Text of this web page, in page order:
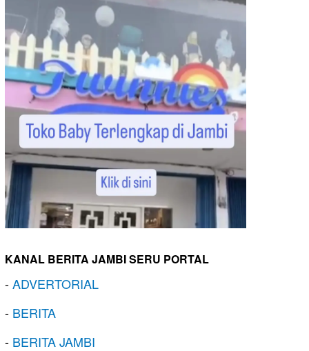
KANAL BERITA JAMBI SERU PORTAL
-ADVERTORIAL
- BERITA
- BERITA JAMBI